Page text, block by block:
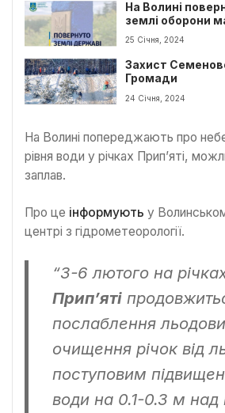
На Волині
землі оборони
гривень
25 Січня, 2024
Захист
Громади
24 Січня, 2024
На Волині попереджають про
рівня води у річках Прип’яті,
заплав.
Про це інформують у
центрі з гідрометеорології.
“3-6 лютого на
Прип’яті
послаблення
очищення річок від
поступовим
води на 0.1-0.3 м